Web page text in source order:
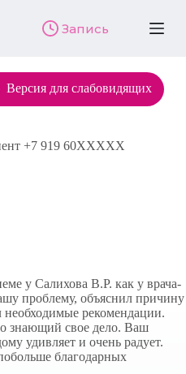
Запись
Версия для слабовидящих
+7 919 60XXXXX
у Салихова В.Р. как у врача-
проблему, объяснил причину
рекомендации.
знающий свое дело. Ваш
удивляет и очень радует.
благодарных